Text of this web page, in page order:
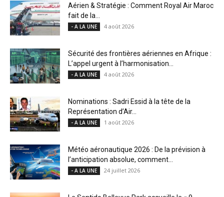
Aérien & Stratégie : Comment Royal Air Maroc
fait de la...
- A LA UNE 4 août 2026
Sécurité des frontières aériennes en Afrique :
L’appel urgent à l’harmonisation...
- A LA UNE 4 août 2026
Nominations : Sadri Essid à la tête de la
Représentation d’Air...
- A LA UNE 1 août 2026
Météo aéronautique 2026 : De la prévision à
l’anticipation absolue, comment...
- A LA UNE 24 juillet 2026